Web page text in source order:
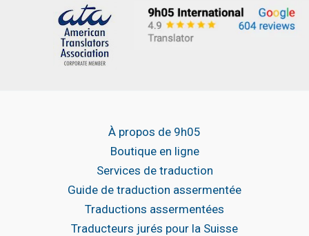
À propos de 9h05
Boutique en ligne
Services de traduction
Guide de traduction assermentée
Traductions assermentées
Traducteurs jurés pour la Suisse